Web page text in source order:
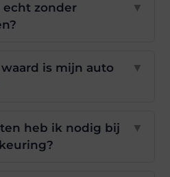
echt zonder
▼
is mijn auto
▼
heb ik nodig bij
▼